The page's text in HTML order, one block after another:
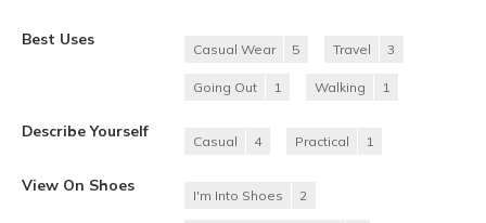
Best Uses
Casual Wear 5 Travel 3
Going Out 1 Walking 1
Describe Yourself
Casual 4 Practical 1
View On Shoes
I'm Into Shoes 2